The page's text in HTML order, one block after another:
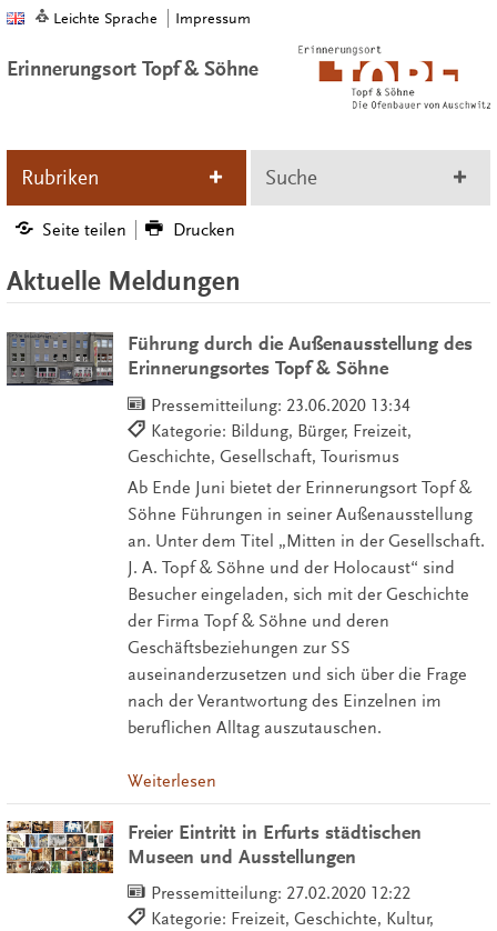
Leichte Sprache Impressum
Erinnerungsort Topf & Söhne
Rubriken Suche
Seite teilen Drucken
Aktuelle Meldungen
Führung durch die Außenausstellung des
Erinnerungsortes Topf & Söhne
Pressemitteilung: 23.06.2020 13:34
Kategorie: Bildung, Bürger, Freizeit,
Geschichte, Gesellschaft, Tourismus
Ab Ende Juni bietet der Erinnerungsort Topf &
Söhne Führungen in seiner Außenausstellung
an. Unter dem Titel „Mitten in der Gesellschaft.
J. A. Topf & Söhne und der Holocaust“ sind
Besucher eingeladen, sich mit der Geschichte
der Firma Topf & Söhne und deren
Geschäftsbeziehungen zur SS
auseinanderzusetzen und sich über die Frage
nach der Verantwortung des Einzelnen im
beruflichen Alltag auszutauschen.
Weiterlesen
Freier Eintritt in Erfurts städtischen
Museen und Ausstellungen
Pressemitteilung: 27.02.2020 12:22
Kategorie: Freizeit, Geschichte, Kultur,